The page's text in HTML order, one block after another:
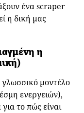
ένα scraper
η δική μας
η
μοντέλο
ενεργειών),
το πώς είναι